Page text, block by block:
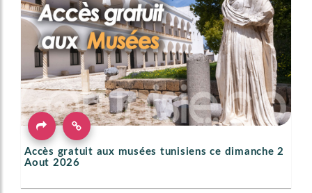
Accès gratuit aux musées tunisiens ce dimanche 2
Aout 2026